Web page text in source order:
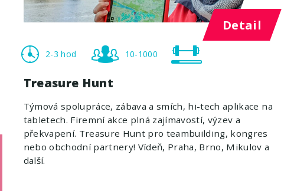
Detail
2-3 hod 10-1000
Treasure Hunt
Týmová spolupráce, zábava a smích, hi-tech aplikace na
tabletech. Firemní akce plná zajímavostí, výzev a
překvapení. Treasure Hunt pro teambuilding, kongres
nebo obchodní partnery! Vídeň, Praha, Brno, Mikulov a
další.